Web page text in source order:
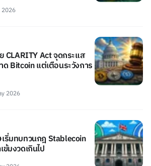
2026
CLARITY Act จุดกระแส
Bitcoin แต่เตือนระวังการ
2026
ริ่มทบทวนกฎ Stablecoin
มงวดเกินไป